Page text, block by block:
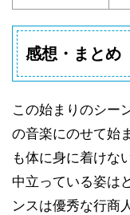
感想・まとめ
この始まりのシー
の音楽にのせて始
も体に身に着けな
中立っている姿は
ンスは優秀な行商